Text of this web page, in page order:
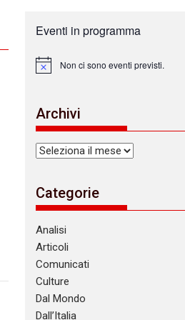
Eventi in programma
N
c
e
Non ci sono eventi previsti.
Archivi
Archivi
Categorie
Analisi
Articoli
Comunicati
Culture
Dal Mondo
Dall’Italia